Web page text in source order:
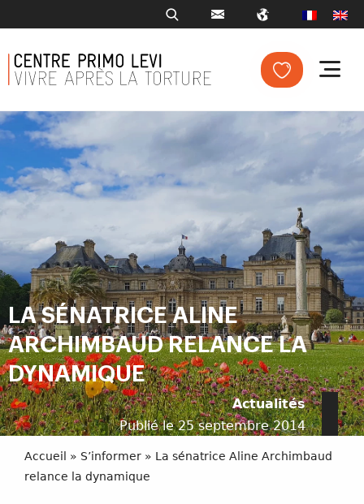
LA SÉNATRICE ALINE
ARCHIMBAUD RELANCE LA
DYNAMIQUE
Actualités
Publié le 25 septembre 2014
Accueil » S’informer » La sénatrice Aline Archimbaud
relance la dynamique